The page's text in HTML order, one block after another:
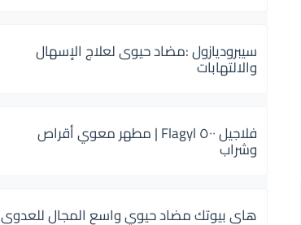
سيبروديازول :مضاد حيوى لعلاج الإسهال
والالتهابات
فلاجيل ٥٠٠ Flagyl | مطهر معوي أقراص
وشراب
هاى بيوتك مضاد حيوي واسع المجال للعدوى